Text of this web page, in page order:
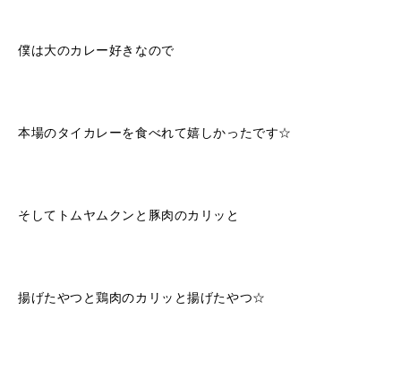
僕は大のカレー好きなので
本場のタイカレーを食べれて嬉しかったです☆
そしてトムヤムクンと豚肉のカリッと
揚げたやつと鶏肉のカリッと揚げたやつ☆